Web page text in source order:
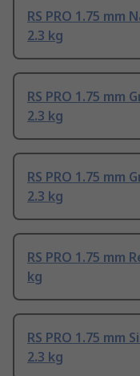
RS PRO 1.75 mm
2.3 kg
RS PRO 1.75 mm
2.3 kg
RS PRO 1.75 mm
2.3 kg
RS PRO 1.75 mm
kg
RS PRO 1.75 mm
2.3 kg